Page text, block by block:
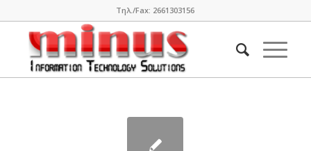
Τηλ./Fax: 2661303156